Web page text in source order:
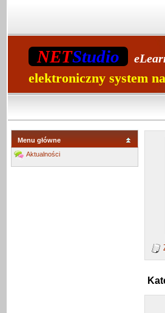
NETStudio
elektroniczny system
Menu główne
Aktualności